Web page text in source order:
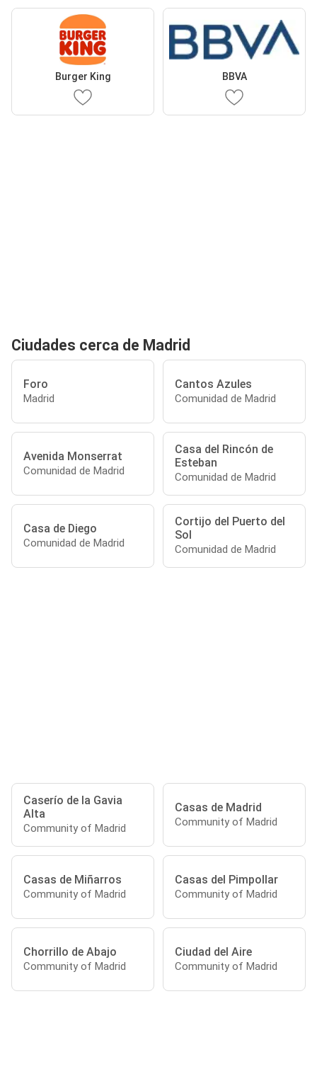
Burger King BBVA
Ciudades cerca de Madrid
Foro
Madrid
Cantos Azules
Comunidad de Madrid
Avenida Monserrat
Comunidad de Madrid
Casa del Rincón de
Esteban
Comunidad de Madrid
Casa de Diego
Comunidad de Madrid
Cortijo del Puerto del
Sol
Comunidad de Madrid
Caserío de la Gavia
Alta
Community of Madrid
Casas de Madrid
Community of Madrid
Casas de Miñarros
Community of Madrid
Casas del Pimpollar
Community of Madrid
Chorrillo de Abajo
Community of Madrid
Ciudad del Aire
Community of Madrid